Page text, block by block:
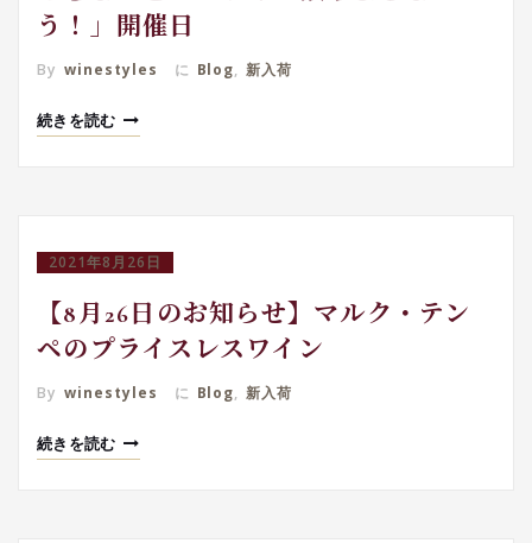
う！」開催日
By winestyles に Blog, 新入荷
続きを読む
2021年8月26日
【8月26日のお知らせ】マルク・テン
ペのプライスレスワイン
By winestyles に Blog, 新入荷
続きを読む